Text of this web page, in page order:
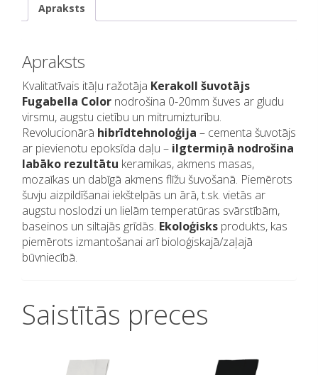
Apraksts
Apraksts
Kvalitatīvais itāļu ražotāja Kerakoll šuvotājs
Fugabella Color nodrošina 0-20mm šuves ar gludu
virsmu, augstu cietību un mitrumizturību.
Revolucionārā hibrīdtehnoloģija – cementa šuvotājs
ar pievienotu epoksīda daļu – ilgtermiņā nodrošina
labāko rezultātu keramikas, akmens masas,
mozaīkas un dabīgā akmens flīžu šuvošanā. Piemērots
šuvju aizpildīšanai iekštelpās un ārā, t.sk. vietās ar
augstu noslodzi un lielām temperatūras svārstībām,
baseinos un siltajās grīdās. Ekoloģisks produkts, kas
piemērots izmantošanai arī bioloģiskajā/zaļajā
būvniecībā.
Saistītās preces